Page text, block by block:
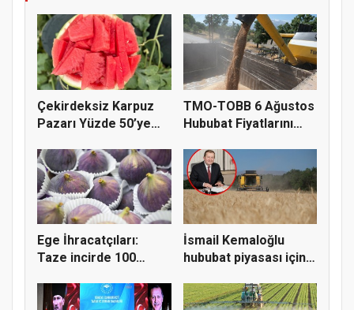
Çekirdeksiz Karpuz
Pazarı Yüzde 50’ye
TMO-TOBB 6 Ağustos
Hububat Fiyatlarını
Ege İhracatçıları:
Taze incirde 100
İsmail Kemaloğlu
hububat piyasası için 4